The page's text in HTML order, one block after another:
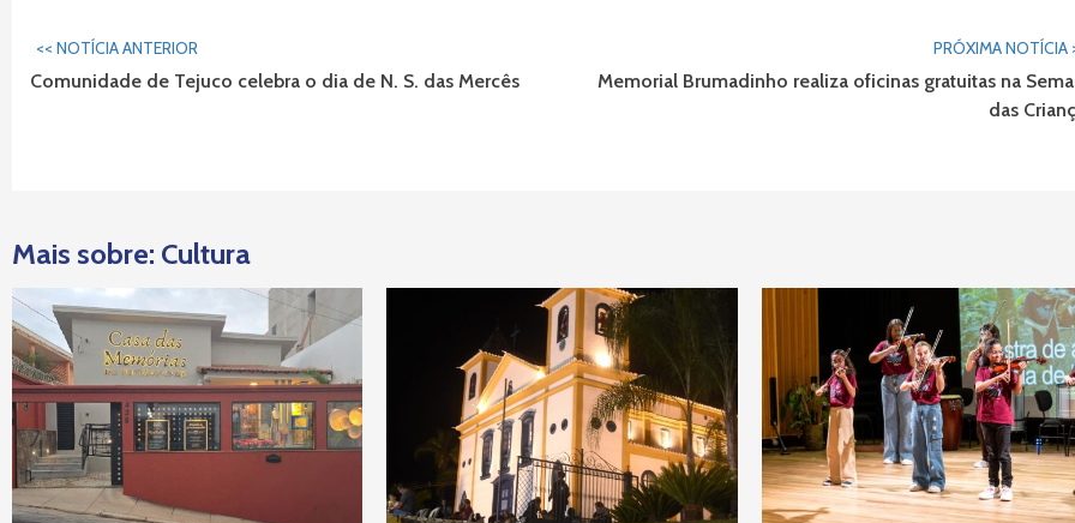
Continuar
Lendo...
<< NOTÍCIA ANTERIOR
Comunidade de Tejuco celebra o dia de N. S. das Mercês
PRÓXIMA NOTÍCIA
Memorial Brumadinho realiza oficinas gratuitas na
das
Mais sobre: Cultura